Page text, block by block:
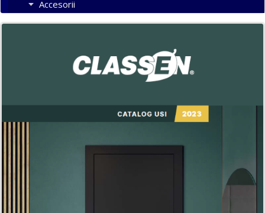
Accesorii